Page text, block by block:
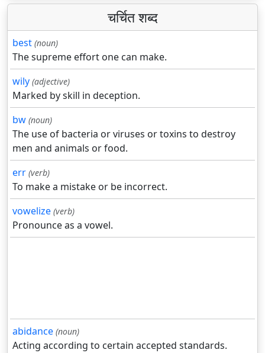
चर्चित शब्द
best (noun)
The supreme effort one can make.
wily (adjective)
Marked by skill in deception.
bw (noun)
The use of bacteria or viruses or toxins to destroy
men and animals or food.
err (verb)
To make a mistake or be incorrect.
vowelize (verb)
Pronounce as a vowel.
abidance (noun)
Acting according to certain accepted standards.